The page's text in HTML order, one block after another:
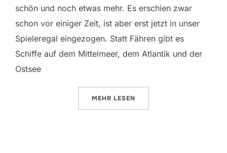
schön und noch etwas mehr. Es erschien zwar
schon vor einiger Zeit, ist aber erst jetzt in unser
Spieleregal eingezogen. Statt Fähren gibt es
Schiffe auf dem Mittelmeer, dem Atlantik und der
Ostsee
MEHR ÜBER „TEN DAYS IN EUROPE“
LESEN